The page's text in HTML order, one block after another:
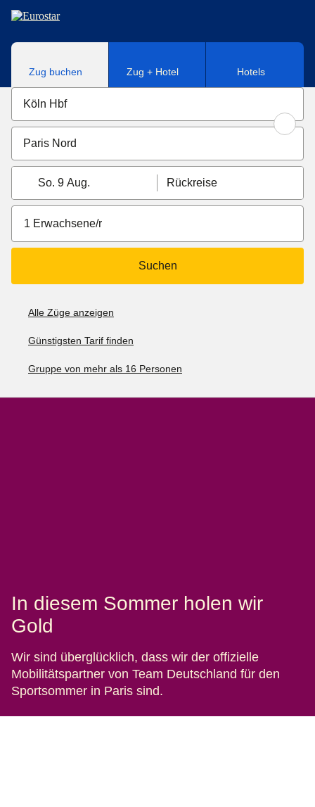
Direkt zum Hauptinhalt
Zug buchen Zug + Hotel Hotels
So. 9 Aug. Rückreise
1 Erwachsene/r
Suchen
Alle Züge anzeigen
Günstigsten Tarif finden
Gruppe von mehr als 16 Personen
In diesem Sommer holen wir
Gold
Wir sind überglücklich, dass wir der offizielle
Mobilitätspartner von Team Deutschland für den
Sportsommer in Paris sind.